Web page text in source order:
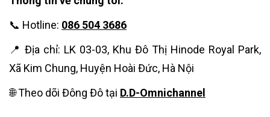
📞 Hotline: 086 504 3686
📍 Địa chỉ: LK 03-03, Khu Đô Thị Hinode Royal Park,
Xã Kim Chung, Huyện Hoài Đức, Hà Nội
🌐 Theo dõi Đông Đô tại D.D-Omnichannel